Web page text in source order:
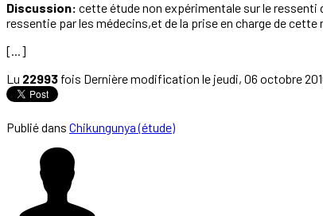
Discussion: cette étude non expérimentale sur le ressenti
ressentie par les médecins,et de la prise en charge de
[...]
Lu 22993 fois Dernière modification le jeudi, 06 octobre
Publié dans Chikungunya (étude)